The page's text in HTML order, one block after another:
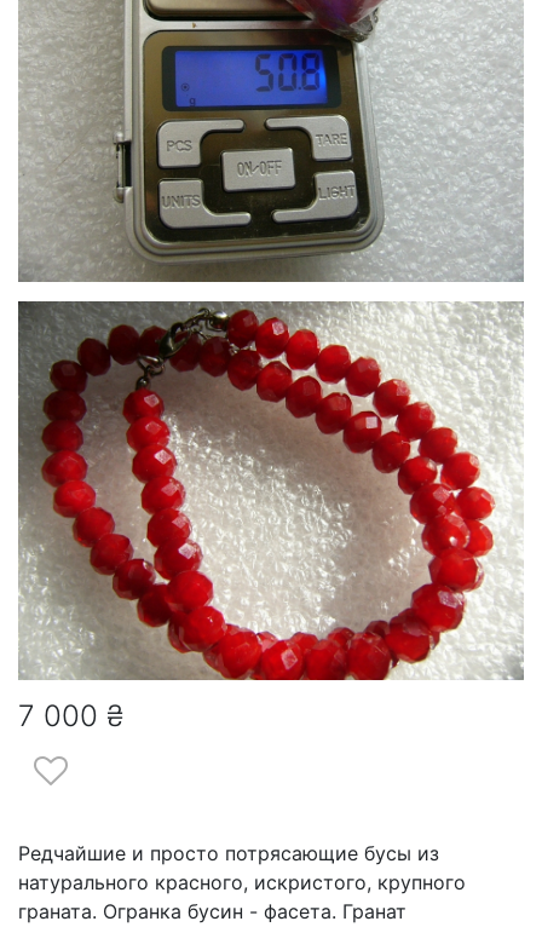
7 000 ₴
Редчайшие и просто потрясающие бусы из
натурального красного, искристого, крупного
граната. Огранка бусин - фасета. Гранат